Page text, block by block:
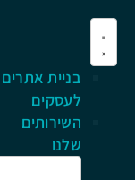
בניית אתרים
לעסקים
השירותים
שלנו